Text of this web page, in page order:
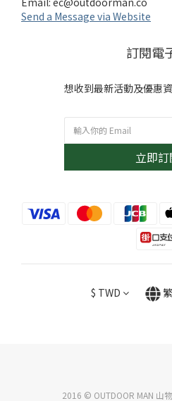
Send a Message via Website
訂閱電
想收到最新活動及優惠
立即訂
$ TWD
2016 © OUTDOOR MAN 山